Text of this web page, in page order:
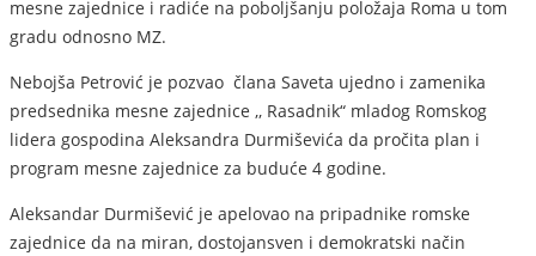
mesne zajednice i radiće na poboljšanju položaja Roma u tom
gradu odnosno MZ.
Nebojša Petrović je pozvao člana Saveta ujedno i zamenika
predsednika mesne zajednice ,, Rasadnik“ mladog Romskog
lidera gospodina Aleksandra Durmiševića da pročita plan i
program mesne zajednice za buduće 4 godine.
Aleksandar Durmišević je apelovao na pripadnike romske
zajednice da na miran, dostojansven i demokratski način